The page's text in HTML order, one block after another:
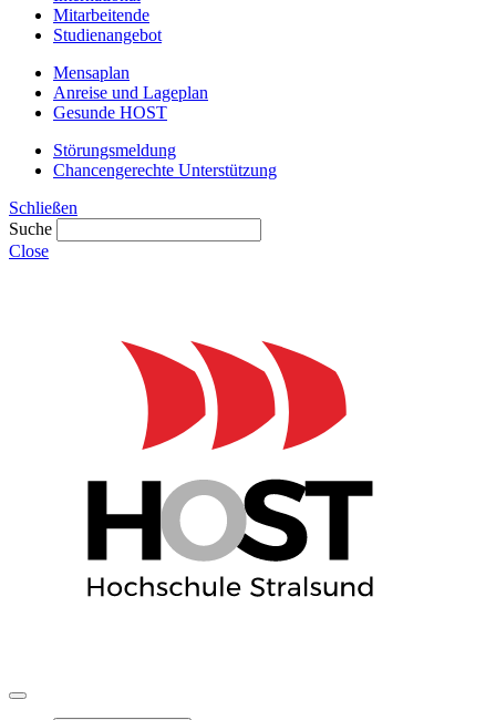
Mitarbeitende
Studienangebot
Mensaplan
Anreise und Lageplan
Gesunde HOST
Störungsmeldung
Chancengerechte Unterstützung
Schließen
Suche
Close